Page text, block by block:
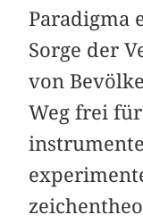
Paradigma
Sorge der
von
Weg frei